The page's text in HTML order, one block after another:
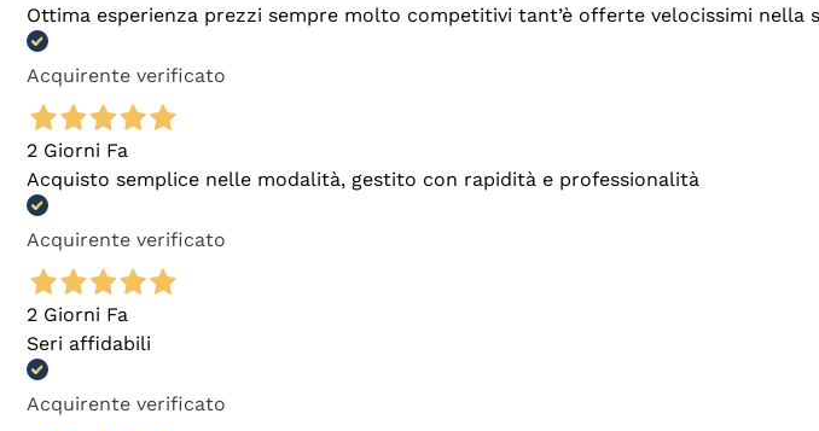
Ottima esperienza prezzi sempre molto competitivi tant’è offerte velocissimi nella
Acquirente verificato
2 Giorni Fa
Acquisto semplice nelle modalità, gestito con rapidità e professionalità
Acquirente verificato
2 Giorni Fa
Seri affidabili
Acquirente verificato